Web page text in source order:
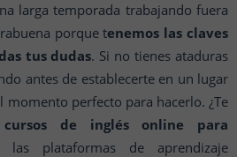
larga temporada trabajando fuera
porque tenemos las claves
tus dudas. Si no tienes ataduras
antes de establecerte en un lugar
momento perfecto para hacerlo. ¿Te
cursos de inglés online para
las plataformas de aprendizaje